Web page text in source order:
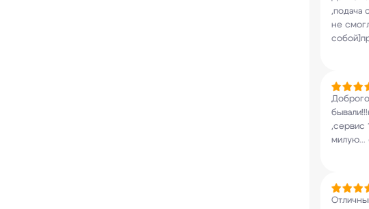
,подача
не
,сервис
милую...